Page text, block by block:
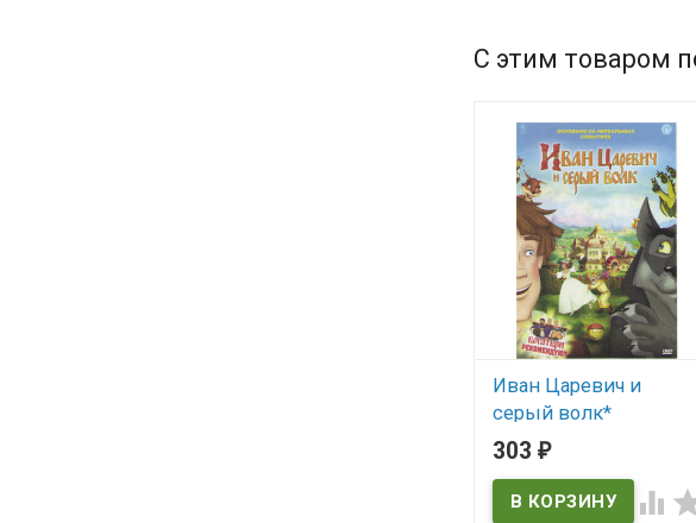
С этим товаром
Иван Царевич и
серый волк*
В наличии
303 ₽
